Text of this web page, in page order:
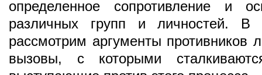
определенное сопротивление и
различных групп и личностей.
рассмотрим аргументы противников
вызовы, с которыми